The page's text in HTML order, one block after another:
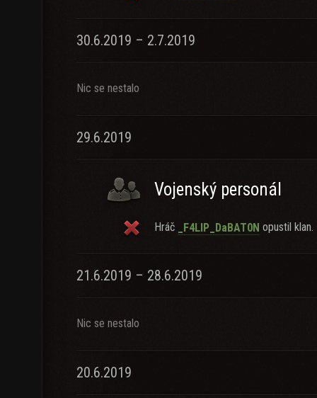
30.6.2019 – 2.7.2019
Nic se nestalo
29.6.2019
Vojenský personál
Hráč _F4LIP_DaBAT0N opustil klan.
21.6.2019 – 28.6.2019
Nic se nestalo
20.6.2019